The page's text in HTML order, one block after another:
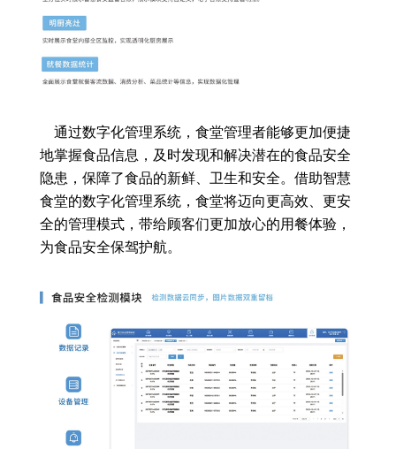
通过数字化管理系统，食堂管理者能够更加便捷
地掌握食品信息，及时发现和解决潜在的食品安全
隐患，保障了食品的新鲜、卫生和安全。借助智慧
食堂的数字化管理系统，食堂将迈向更高效、更安
全的管理模式，带给顾客们更加放心的用餐体验，
为食品安全保驾护航。